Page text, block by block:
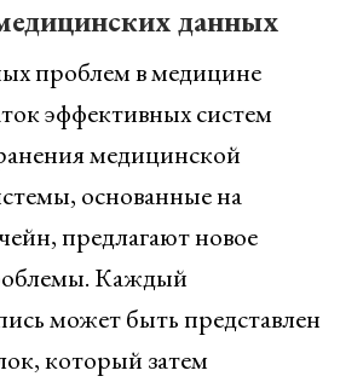
данных
проблем в медицине
эффективных систем
медицинской
основанные на
предлагают новое
Каждый
может быть представлен
который затем